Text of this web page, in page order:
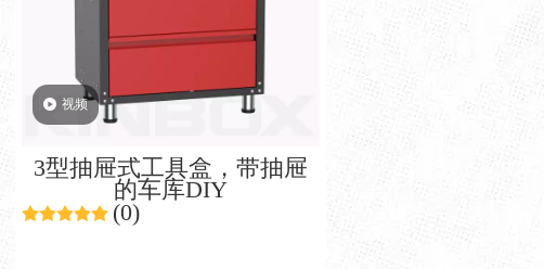
视频
3型抽屉式工具盒，带抽屉
的车库DIY
(0)